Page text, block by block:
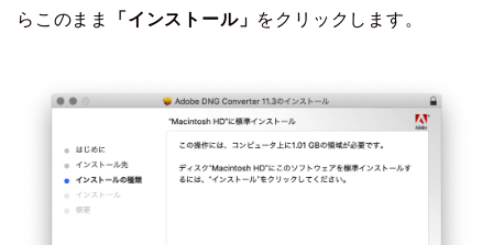
らこのまま
「インストール」 をクリックします。